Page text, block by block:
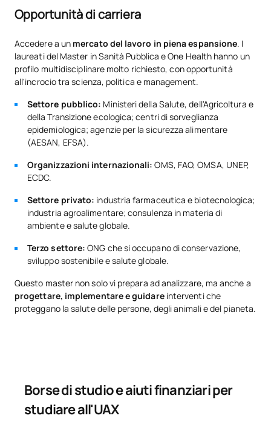
Opportunità di carriera
Accedere a un mercato del lavoro in piena espansione. I
laureati del Master in Sanità Pubblica e One Health hanno un
profilo multidisciplinare molto richiesto, con opportunità
all'incrocio tra scienza, politica e management.
Settore pubblico: Ministeri della Salute, dell'Agricoltura e
della Transizione ecologica; centri di sorveglianza
epidemiologica; agenzie per la sicurezza alimentare
(AESAN, EFSA).
Organizzazioni internazionali:OMS, FAO, OMSA, UNEP,
ECDC.
Settore privato: industria farmaceutica e biotecnologica;
industria agroalimentare; consulenza in materia di
ambiente e salute globale.
Terzo settore:ONG che si occupano di conservazione,
sviluppo sostenibile e salute globale.
Questo master non solo vi prepara ad analizzare, ma anche a
progettare, implementare e guidare interventi che
proteggano la salute delle persone, degli animali e del pianeta.
Borse di studio e aiuti finanziari per
studiare all'UAX